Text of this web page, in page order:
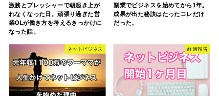
激務とプレッシャーで朝起き上が
れなくなった日。頑張り過ぎた営
業OLが働き方を考えるきっかけに
なった話。
副業でビジネスを始めてから1年。
成果が出た秘訣はたったコレだけ
だった。
ネットビジネス 経過報告